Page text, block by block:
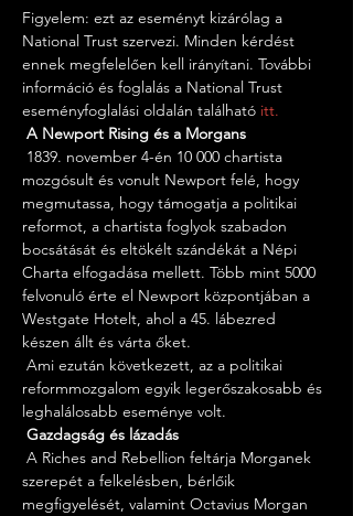
Figyelem: ezt az eseményt kizárólag a
National Trust szervezi. Minden kérdést
ennek megfelelően kell irányítani. További
információ és foglalás a National Trust
eseményfoglalási oldalán található itt.
A Newport Rising és a Morgans
mozgósult és vonult Newport felé, hogy
megmutassa, hogy támogatja a politikai
reformot, a chartista foglyok szabadon
bocsátását és eltökélt szándékát a Népi
Charta elfogadása mellett. Több mint 5000
felvonuló érte el Newport központjában a
Westgate Hotelt, ahol a 45. lábezred
készen állt és várta őket.
reformmozgalom egyik legerőszakosabb és
leghalálosabb eseménye volt.
Gazdagság és lázadás
szerepét a felkelésben, bérlőik
megfigyelését, valamint Octavius Morgan